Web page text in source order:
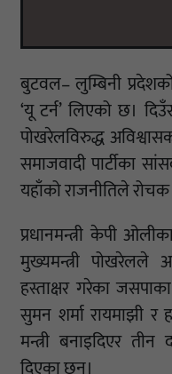
बुटवल– लुम्बिनी
‘यू टर्न’ लिएको छ।
पोखरेलविरुद्ध
समाजवादी पार्टीका
यहाँको राजनीतिले रोचक
प्रधानमन्त्री केपी
मुख्यमन्त्री पोखरेलले
हस्ताक्षर गरेका
सुमन शर्मा रायमाझी र
मन्त्री बनाइदिएर